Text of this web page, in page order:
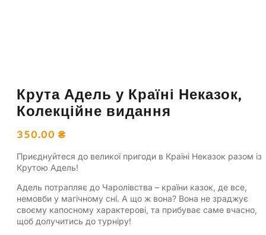
Крута Адель у Країні Неказок,
Колекційне видання
350.00 ₴
Приєднуйтеся до великої пригоди в Країні Неказок разом із
Крутою Адель!
Адель потрапляє до Чаролівства – країни казок, де все,
немовби у магічному сні. А що ж вона? Вона не зраджує
своєму капосному характерові, та прибуває саме вчасно,
щоб долучитись до турніру!